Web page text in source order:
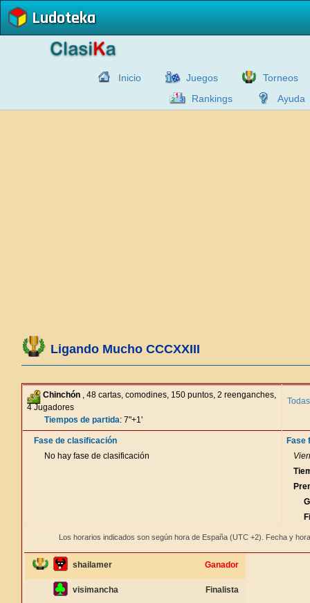
Ludoteka
Inicio Juegos
Torneos
Rankings
Ayuda
Ligando Mucho CCCXXIII
Chinchón , 48 cartas, comodines, 150 puntos, 2 reenganches,
4 Jugadores
Tiempos de partida: 7"+1'
Fase de clasificación
No hay fase de clasificación
Fase
Los horarios indicados son según hora de España (UTC +2). Fecha y
shailamer Ganador
visimancha Finalista